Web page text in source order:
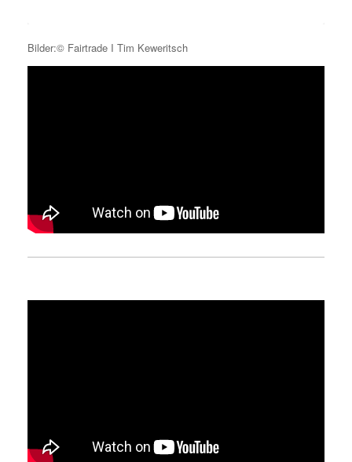
Bilder:© Fairtrade I Tim Keweritsch